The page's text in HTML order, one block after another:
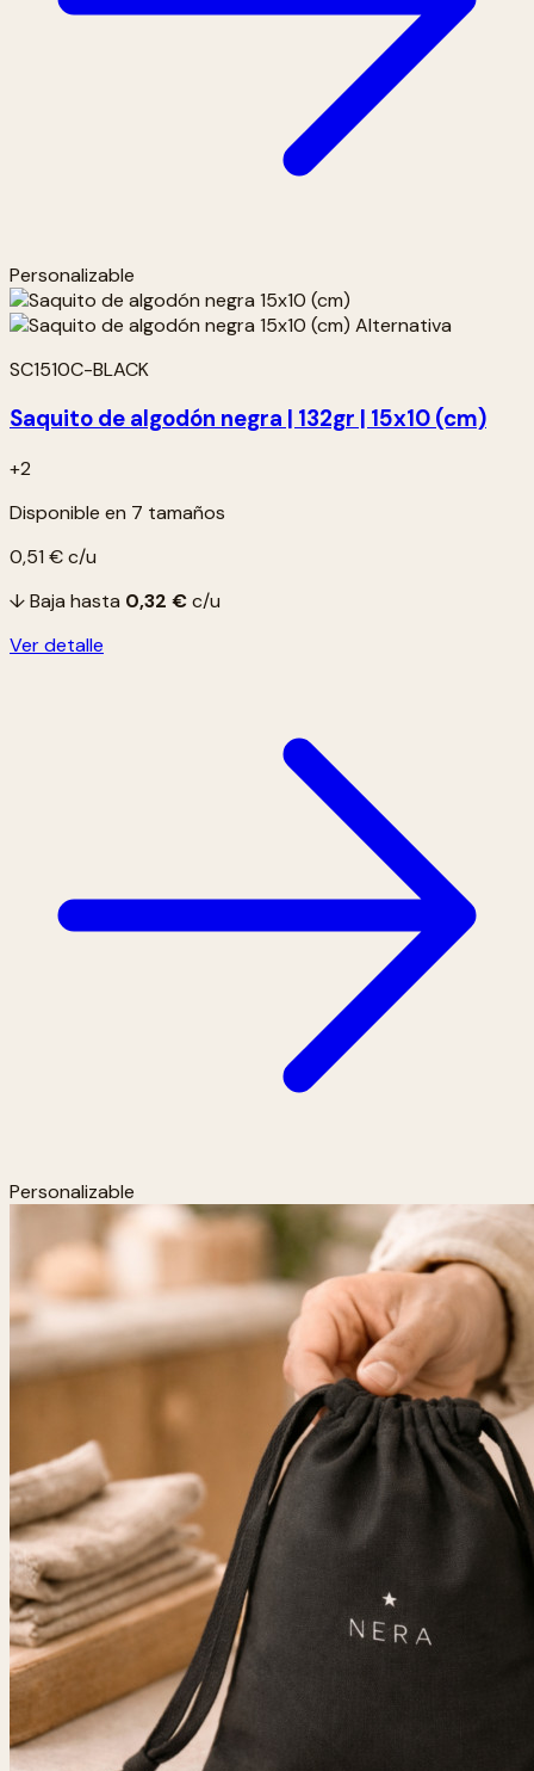
Personalizable
SC1510C-BLACK
Saquito de algodón negra | 132gr | 15x10 (cm)
+2
Disponible en 7 tamaños
0,51 €c/u
↓ Baja hasta 0,32 €c/u
Ver detalle
Personalizable